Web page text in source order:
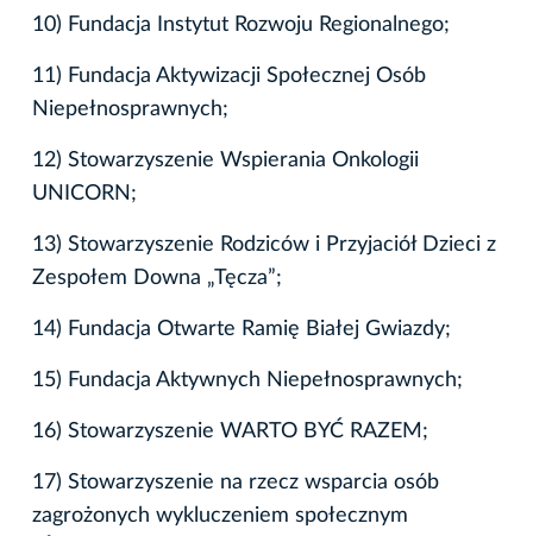
10) Fundacja Instytut Rozwoju Regionalnego;
11) Fundacja Aktywizacji Społecznej Osób
Niepełnosprawnych;
12) Stowarzyszenie Wspierania Onkologii
UNICORN;
13) Stowarzyszenie Rodziców i Przyjaciół Dzieci z
Zespołem Downa „Tęcza”;
14) Fundacja Otwarte Ramię Białej Gwiazdy;
15) Fundacja Aktywnych Niepełnosprawnych;
16) Stowarzyszenie WARTO BYĆ RAZEM;
17) Stowarzyszenie na rzecz wsparcia osób
zagrożonych wykluczeniem społecznym